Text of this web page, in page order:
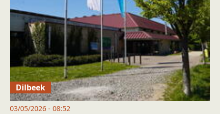
Dilbeek
03/05/2026 - 08:52